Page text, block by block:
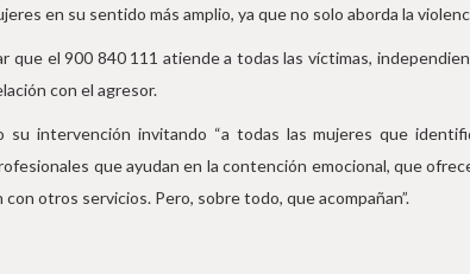
en su sentido más amplio, ya que no solo aborda la
que el 900 840 111 atiende a todas las víctimas,
con el agresor.
su intervención invitando “a todas las mujeres que
que ayudan en la contención emocional, que
otros servicios. Pero, sobre todo, que acompañan”.